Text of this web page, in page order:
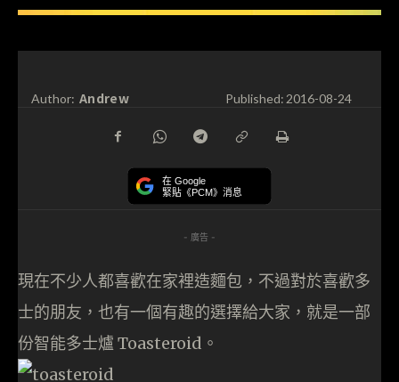
Author: Andrew Published:2016-08-24
在 Google
緊貼《PCM》消息
- 廣告 -
現在不少人都喜歡在家裡造麵包，不過對於喜歡多
士的朋友，也有一個有趣的選擇給大家，就是一部
份智能多士爐 Toasteroid。